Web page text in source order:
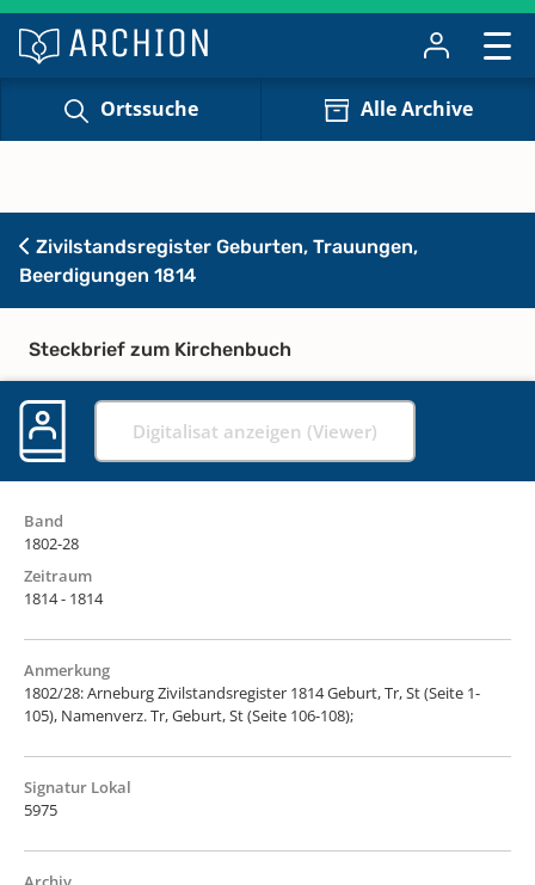
Ortssuche Alle Archive
Zivilstandsregister Geburten, Trauungen,
Beerdigungen 1814
Steckbrief zum Kirchenbuch
Digitalisat anzeigen (Viewer)
Band
1802-28
Zeitraum
1814 - 1814
Anmerkung
1802/28: Arneburg Zivilstandsregister 1814 Geburt, Tr, St (Seite 1-
105), Namenverz. Tr, Geburt, St (Seite 106-108);
Signatur Lokal
5975